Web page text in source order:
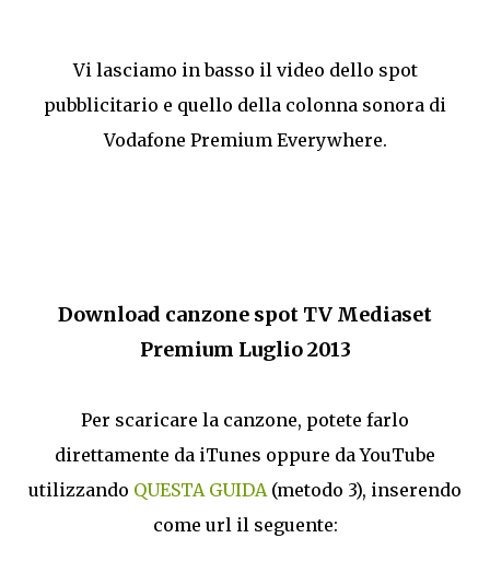
Vi lasciamo in basso il video dello spot
pubblicitario e quello della colonna sonora di
Vodafone Premium Everywhere.
Download canzone spot TV Mediaset
Premium Luglio 2013
Per scaricare la canzone, potete farlo
direttamente da iTunes oppure da YouTube
utilizzando QUESTA GUIDA (metodo 3), inserendo
come url il seguente: